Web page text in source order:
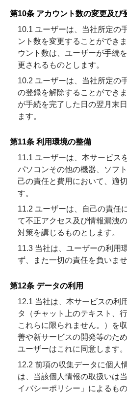
第10条 アカウント数の変更及び
10.1 ユーザーは、当社所定の
ント数を変更することができ
ウント数は、ユーザーが手続
更されるものとします。
10.2 ユーザーは、当社所定の
の登録を解除することができ
が手続を完了した日の翌月末
ます。
第11条 利用環境の整備
11.1 ユーザーは、本サービス
パソコンその他の機器、ソフ
己の責任と費用において、適
す。
11.2 ユーザーは、自己の責任
て不正アクセス及び情報漏洩
対策を講じるものとします。
11.3 当社は、ユーザーの利用
ず、また一切の責任を負いませ
第12条 データの利用
12.1 当社は、本サービスの利
タ（チャット上のテキスト、
これらに限られません。）を
善や新サービスの開発等のた
ユーザーはこれに同意します。
12.2 前項の収集データに個人
は、当該個人情報の取扱いは
イバシーポリシー」によるもの